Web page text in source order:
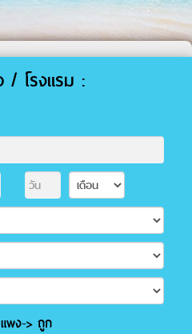
/ โรงแรม :
แพง-> ถูก